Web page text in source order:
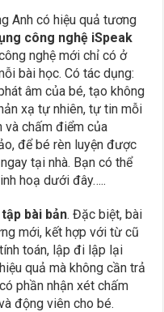
Anh có hiệu quả tương
công nghệ iSpeak
nghệ mới chỉ có ở
bài học. Có tác dụng:
âm của bé, tạo không
xạ tự nhiên, tự tin mỗi
và chấm điểm của
để bé rèn luyện được
tại nhà. Bạn có thể
hoạ dưới đây…..
bài bản. Đặc biệt, bài
mới, kết hợp với từ cũ
toán, lập đi lập lại
quả mà không cần trả
phần nhận xét chấm
động viên cho bé.